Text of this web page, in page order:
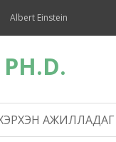
Albert Einstein
АЖИЛЛАДАГ